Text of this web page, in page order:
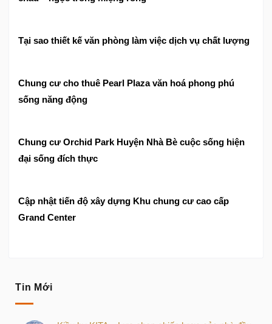
Tại sao thiết kế văn phòng làm việc dịch vụ chất lượng
Chung cư cho thuê Pearl Plaza văn hoá phong phú
sống năng động
Chung cư Orchid Park Huyện Nhà Bè cuộc sống hiện
đại sống đích thực
Cập nhật tiến độ xây dựng Khu chung cư cao cấp
Grand Center
Tin Mới